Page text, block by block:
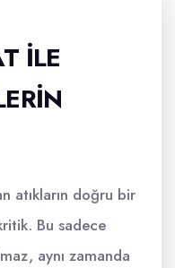
ILE
atıkların doğru bir
Bu sadece
aynı zamanda